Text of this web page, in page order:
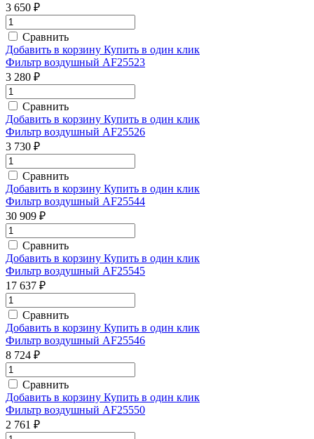
3 650 ₽
Сравнить
Добавить в корзину Купить в один клик
Фильтр воздушный AF25523
3 280 ₽
Сравнить
Добавить в корзину Купить в один клик
Фильтр воздушный AF25526
3 730 ₽
Сравнить
Добавить в корзину Купить в один клик
Фильтр воздушный AF25544
30 909 ₽
Сравнить
Добавить в корзину Купить в один клик
Фильтр воздушный AF25545
17 637 ₽
Сравнить
Добавить в корзину Купить в один клик
Фильтр воздушный AF25546
8 724 ₽
Сравнить
Добавить в корзину Купить в один клик
Фильтр воздушный AF25550
2 761 ₽